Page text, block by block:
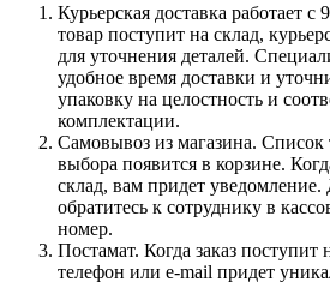
Курьерская доставка работает с
товар поступит на склад,
для уточнения деталей.
удобное время доставки и
упаковку на целостность и
комплектации.
Самовывоз из магазина. Список
выбора появится в корзине.
склад, вам придет уведомление.
обратитесь к сотруднику в
номер.
Постамат. Когда заказ поступит
телефон или e-mail придет